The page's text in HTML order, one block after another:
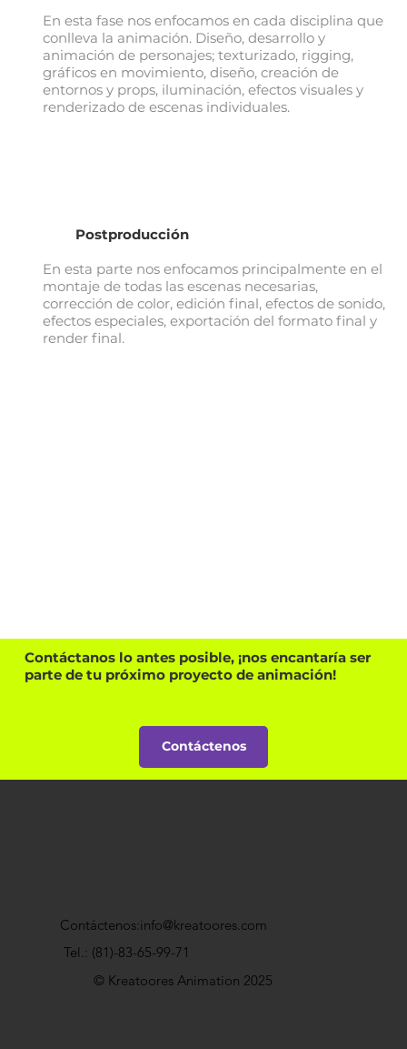
En esta fase nos enfocamos en cada disciplina que
conlleva la animación. Diseño, desarrollo y
animación de personajes; texturizado, rigging,
gráficos en movimiento, diseño, creación de
entornos y props, iluminación, efectos visuales y
renderizado de escenas individuales.
Postproducción
En esta parte nos enfocamos principalmente en el
montaje de todas las escenas necesarias,
corrección de color, edición final, efectos de sonido,
efectos especiales, exportación del formato final y
render final.
Contáctanos lo antes posible, ¡nos encantaría ser
parte de tu próximo proyecto de animación!
Contáctenos
© Kreatoores Animation 2025
Contáctenos:info@kreatoores.com
Tel.: (81)-83-65-99-71